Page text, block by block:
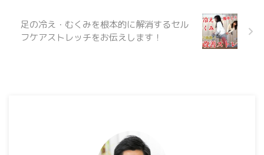
足の冷え・むくみを根本的に解消するセル
フケアストレッチをお伝えします！